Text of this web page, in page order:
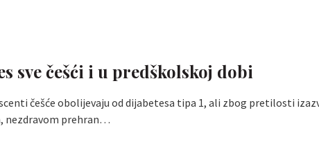
sve češći i u predškolskoj dobi
češće obolijevaju od dijabetesa tipa 1, ali zbog pretilosti
nezdravom prehran…